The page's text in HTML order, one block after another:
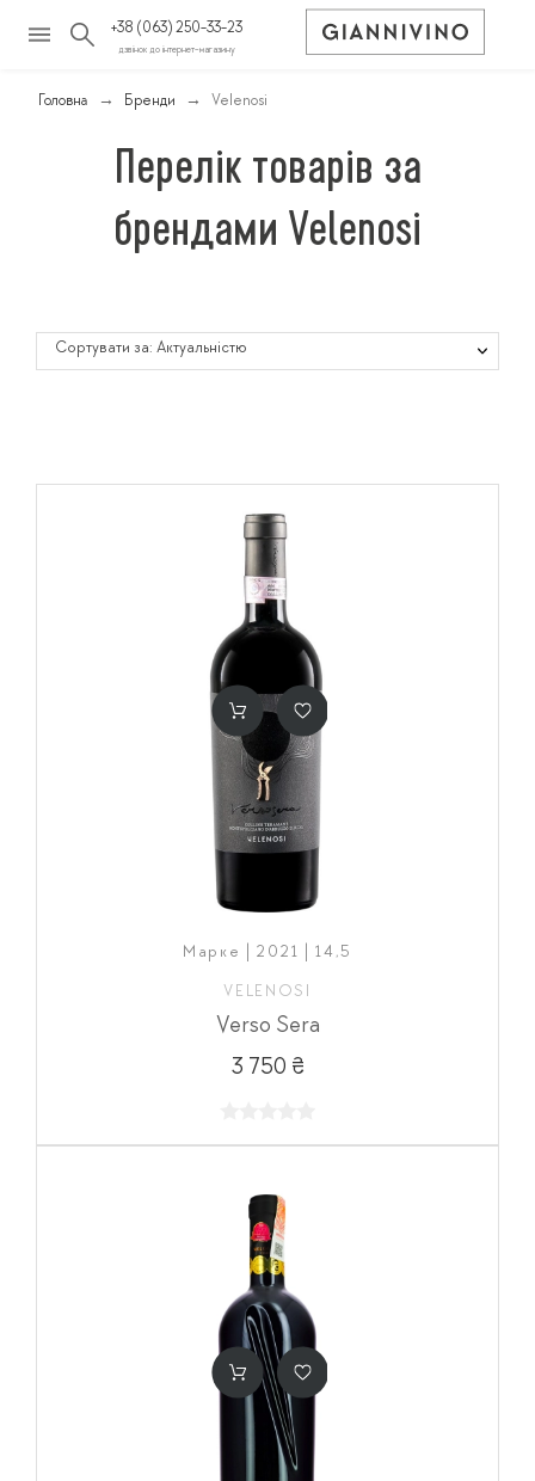
+38 (063) 250-33-23
дзвінок до інтернет-магазину
Головна Бренди Velenosi
Перелік товарів за
брендами Velenosi
Сортувати за: Актуальністю
Марке | 2021 | 14,5
VELENOSI
Verso Sera
3 750 ₴